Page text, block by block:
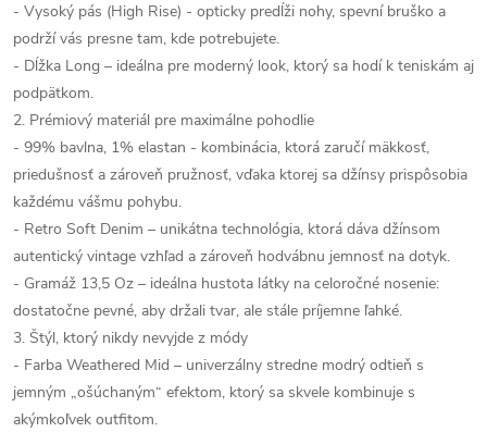
- Vysoký pás (High Rise) - opticky predĺži nohy, spevní bruško a
podrží vás presne tam, kde potrebujete.
- Dĺžka Long – ideálna pre moderný look, ktorý sa hodí k teniskám aj
podpätkom.
2. Prémiový materiál pre maximálne pohodlie
- 99% bavlna, 1% elastan - kombinácia, ktorá zaručí mäkkosť,
priedušnosť a zároveň pružnosť, vďaka ktorej sa džínsy prispôsobia
každému vášmu pohybu.
- Retro Soft Denim – unikátna technológia, ktorá dáva džínsom
autentický vintage vzhľad a zároveň hodvábnu jemnosť na dotyk.
- Gramáž 13,5 Oz – ideálna hustota látky na celoročné nosenie:
dostatočne pevné, aby držali tvar, ale stále príjemne ľahké.
3. Štýl, ktorý nikdy nevyjde z módy
- Farba Weathered Mid – univerzálny stredne modrý odtieň s
jemným „ošúchaným“ efektom, ktorý sa skvele kombinuje s
akýmkoľvek outfitom.